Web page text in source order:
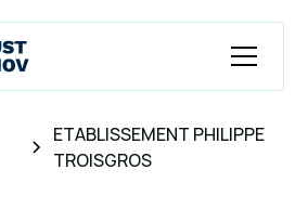
ETABLISSEMENT PHILIPPE
TROISGROS